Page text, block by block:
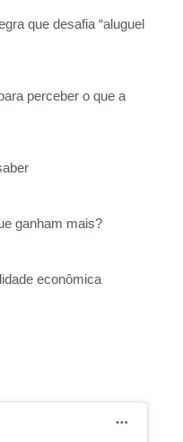
que desafia “aluguel
perceber o que a
ganham mais?
econômica